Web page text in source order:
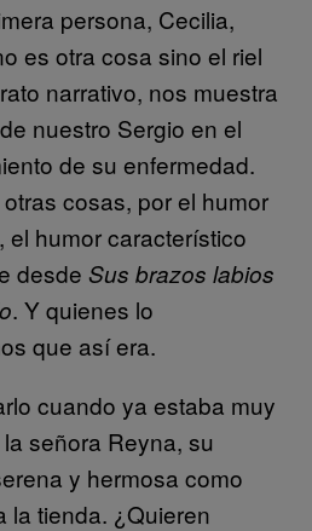
persona, Cecilia,
es otra cosa sino el riel
narrativo, nos muestra
nuestro Sergio en el
de su enfermedad.
cosas, por el humor
el humor característico
desde Sus brazos labios
. Y quienes lo
que así era.
cuando ya estaba muy
señora Reyna, su
y hermosa como
la tienda. ¿Quieren